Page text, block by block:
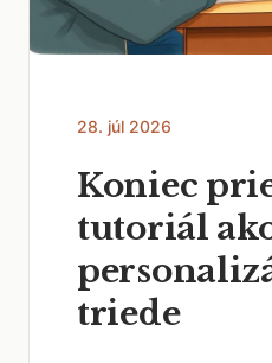
28. júl 2026
Koniec
tutoriál
triede